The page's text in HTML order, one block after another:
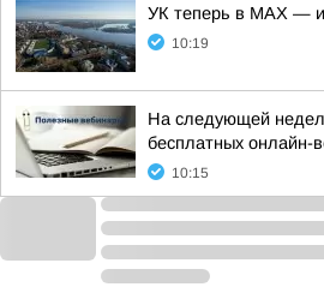
УК теперь в МАХ — и
10:19
На следующей
бесплатных онлайн-
10:15